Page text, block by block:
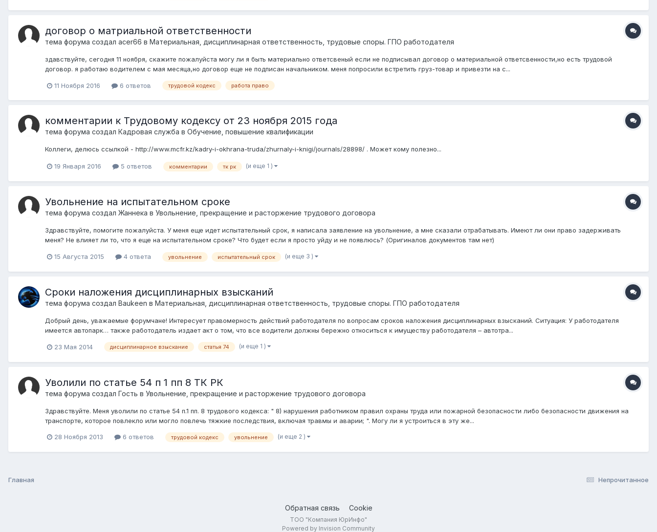
договор о матриальной ответственности
тема форума создал acer66 в Материальная, дисциплинарная ответственность, трудовые споры. ГПО работодателя
здавствуйте, сегодня 11 ноября, скажите пожалуйста могу ли я быть материально ответсвеный если не подписывал договор о материальной ответсвенности,но есть трудовой
договор. я работаю водителем с мая месяца,но договор еще не подписан начальником. меня попросили встретить груз-товар и привезти на с...
11 Ноября 2016 6 ответов трудовой кодекс работа право
комментарии к Трудовому кодексу от 23 ноября 2015 года
тема форума создал Кадровая служба в Обучение, повышение квалификации
Коллеги, делюсь ссылкой - http://www.mcfr.kz/kadry-i-okhrana-truda/zhurnaly-i-knigi/journals/28898/ . Может кому полезно...
19 Января 2016 5 ответов комментарии тк рк (и еще 1 )
Увольнение на испытательном сроке
тема форума создал Жаннека в Увольнение, прекращение и расторжение трудового договора
Здравствуйте, помогите пожалуйста. У меня еще идет испытательный срок, я написала заявление на увольнение, а мне сказали отрабатывать. Имеют ли они право задерживать
меня? Не влияет ли то, что я еще на испытательном сроке? Что будет если я просто уйду и не появлюсь? (Оригиналов документов там нет)
15 Августа 2015 4 ответа увольнение испытательный срок (и еще 3 )
Сроки наложения дисциплинарных взысканий
тема форума создал Baukeen в Материальная, дисциплинарная ответственность, трудовые споры. ГПО работодателя
Добрый день, уважаемые форумчане! Интересует правомерность действий работодателя по вопросам сроков наложения дисциплинарных взысканий. Ситуация: У работодателя
имеется автопарк… также работодатель издает акт о том, что все водители должны бережно относиться к имуществу работодателя – автотра...
23 Мая 2014 дисциплинарное взыскание статья 74 (и еще 1 )
Уволили по статье 54 п 1 пп 8 ТК РК
тема форума создал Гость в Увольнение, прекращение и расторжение трудового договора
Здравствуйте. Меня уволили по статье 54 п.1 пп. 8 трудового кодекса: " 8) нарушения работником правил охраны труда или пожарной безопасности либо безопасности движения на
транспорте, которое повлекло или могло повлечь тяжкие последствия, включая травмы и аварии; ". Могу ли я устроиться в эту же...
28 Ноября 2013 6 ответов трудовой кодекс увольнение (и еще 2 )
Непрочитанное
Главная
Обратная связь Cookie
ТОО "Компания ЮрИнфо"
Powered by Invision Community